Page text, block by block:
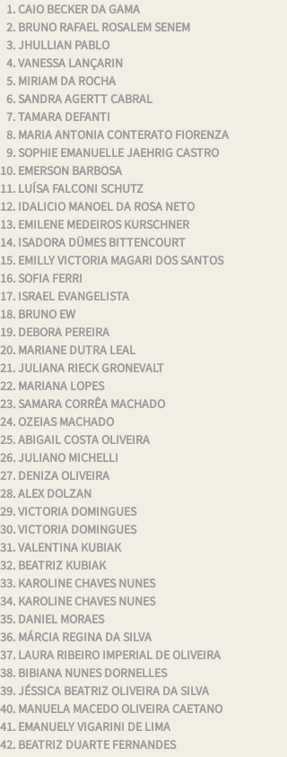
CAIO BECKER DA GAMA
BRUNO RAFAEL ROSALEM SENEM
JHULLIAN PABLO
VANESSA LANÇARIN
MIRIAM DA ROCHA
SANDRA AGERTT CABRAL
TAMARA DEFANTI
MARIA ANTONIA CONTERATO FIORENZA
SOPHIE EMANUELLE JAEHRIG CASTRO
EMERSON BARBOSA
LUÍSA FALCONI SCHUTZ
IDALICIO MANOEL DA ROSA NETO
EMILENE MEDEIROS KURSCHNER
ISADORA DÜMES BITTENCOURT
EMILLY VICTORIA MAGARI DOS SANTOS
SOFIA FERRI
ISRAEL EVANGELISTA
BRUNO EW
DEBORA PEREIRA
MARIANE DUTRA LEAL
JULIANA RIECK GRONEVALT
MARIANA LOPES
SAMARA CORRÊA MACHADO
OZEIAS MACHADO
ABIGAIL COSTA OLIVEIRA
JULIANO MICHELLI
DENIZA OLIVEIRA
ALEX DOLZAN
VICTORIA DOMINGUES
VICTORIA DOMINGUES
VALENTINA KUBIAK
BEATRIZ KUBIAK
KAROLINE CHAVES NUNES
KAROLINE CHAVES NUNES
DANIEL MORAES
MÁRCIA REGINA DA SILVA
LAURA RIBEIRO IMPERIAL DE OLIVEIRA
BIBIANA NUNES DORNELLES
JÉSSICA BEATRIZ OLIVEIRA DA SILVA
MANUELA MACEDO OLIVEIRA CAETANO
EMANUELY VIGARINI DE LIMA
BEATRIZ DUARTE FERNANDES